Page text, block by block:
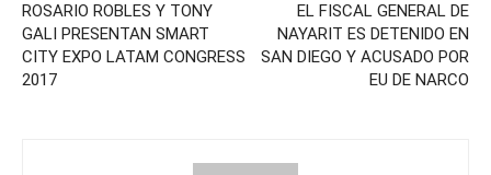
ROSARIO ROBLES Y TONY
GALI PRESENTAN SMART
CITY EXPO LATAM CONGRESS
2017
EL FISCAL GENERAL DE
NAYARIT ES DETENIDO EN
SAN DIEGO Y ACUSADO POR
EU DE NARCO